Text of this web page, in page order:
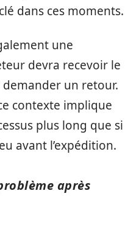
dans ces moments.
une
devra recevoir le
un retour.
contexte implique
plus long que si
avant l’expédition.
après